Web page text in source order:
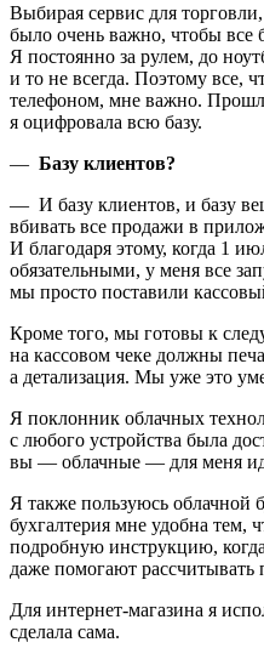
Выбирая сервис для
было очень важно, чтобы все
Я постоянно за рулем, до
и то не всегда. Поэтому все,
телефоном, мне важно.
я оцифровала всю базу.
— Базу клиентов?
— И базу клиентов, и базу
вбивать все продажи в
И благодаря этому, когда 1
обязательными, у меня все
мы просто поставили
Кроме того, мы готовы к
на кассовом чеке должны
а детализация. Мы уже это
Я поклонник облачных
с любого устройства была
вы — облачные — для меня
Я также пользуюсь облачной
бухгалтерия мне удобна тем,
подробную инструкцию,
даже помогают рассчитывать
Для интернет-магазина я
сделала сама.